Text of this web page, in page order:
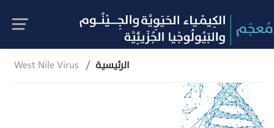
West Nile Virus الرئيسية